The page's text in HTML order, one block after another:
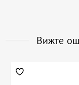
Вижте